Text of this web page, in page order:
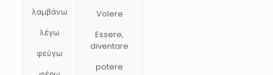
λαμβάνω
λέγω
φεύγω
Volere
Essere,
diventare
potere